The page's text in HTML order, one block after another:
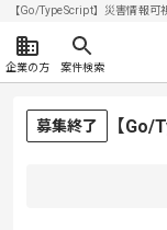
【Go/TypeScript】災害情報
企業の方 案件検索
募集終了 【